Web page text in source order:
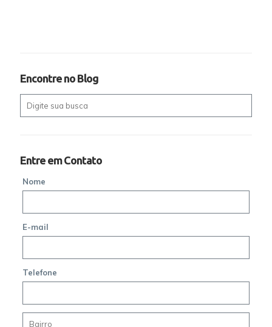
Encontre no Blog
Entre em Contato
Nome
E-mail
Telefone